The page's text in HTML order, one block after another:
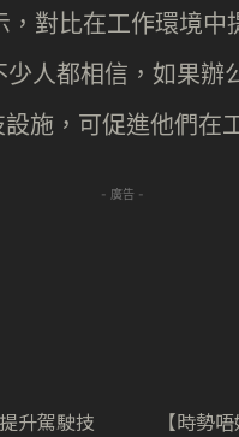
對比在工作環境
人都相信，如果辦
施，可促進他們在
- 廣告 -
升駕駛技
【時勢